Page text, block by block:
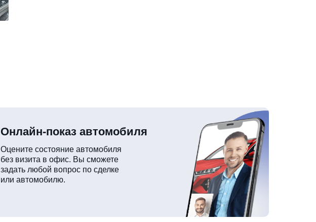
Оцените состояние автомобиля
без визита в офис. Вы сможете
задать любой вопрос по сделке
или автомобилю.
Онлайн-показ автомобиля